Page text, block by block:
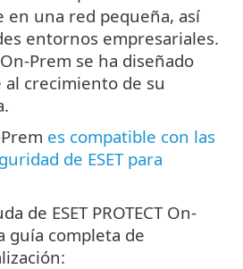
en una red pequeña, así
entornos empresariales.
On-Prem se ha diseñado
al crecimiento de su
Prem es compatible con las
de ESET para
de ESET PROTECT On-
guía completa de